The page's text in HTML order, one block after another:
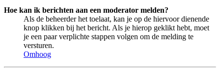
Hoe kan ik berichten aan een moderator melden?
Als de beheerder het toelaat, kan je op de hiervoor dienende
knop klikken bij het bericht. Als je hierop geklikt hebt, moet
je een paar verplichte stappen volgen om de melding te
versturen.
Omhoog